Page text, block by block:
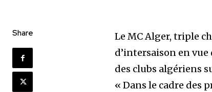
Share
Le MC Alger, triple
d’intersaison en
des clubs algériens
« Dans le cadre des